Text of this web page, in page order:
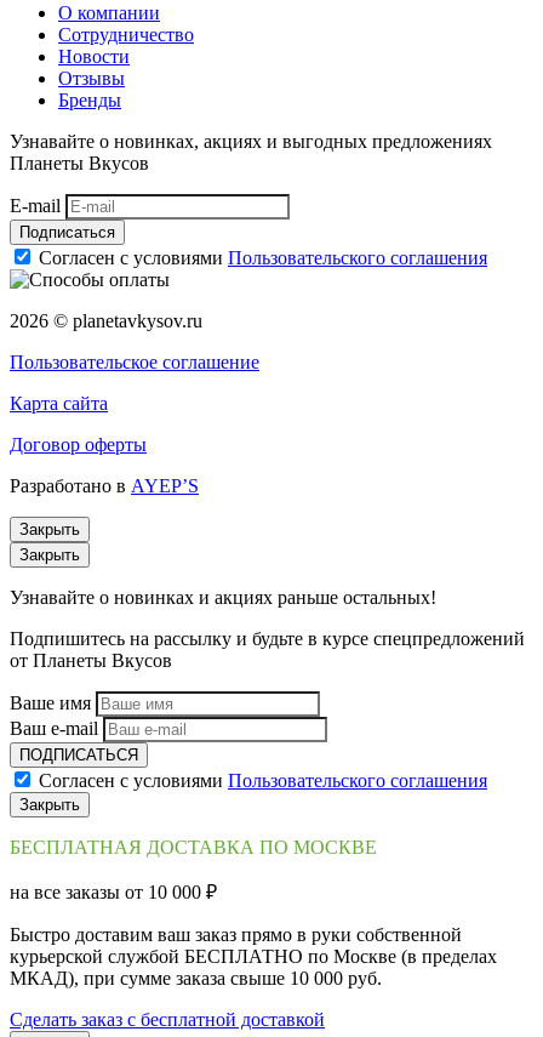
О компании
Сотрудничество
Новости
Отзывы
Бренды
Узнавайте о новинках, акциях и выгодных предложениях
Планеты Вкусов
E-mail
Подписаться
Согласен с условиями Пользовательского соглашения
2026 © planetavkysov.ru
Пользовательское соглашение
Карта сайта
Договор оферты
Разработано в AYEP’S
Закрыть
Закрыть
Узнавайте о новинках и акциях раньше остальных!
Подпишитесь на рассылку и будьте в курсе спецпредложений
от Планеты Вкусов
Ваше имя
Ваш e-mail
ПОДПИСАТЬСЯ
Согласен с условиями Пользовательского соглашения
Закрыть
БЕСПЛАТНАЯ ДОСТАВКА ПО МОСКВЕ
на все заказы от 10 000 ₽
Быстро доставим ваш заказ прямо в руки собственной
курьерской службой БЕСПЛАТНО по Москве (в пределах
МКАД), при сумме заказа свыше 10 000 руб.
Сделать заказ с бесплатной доставкой